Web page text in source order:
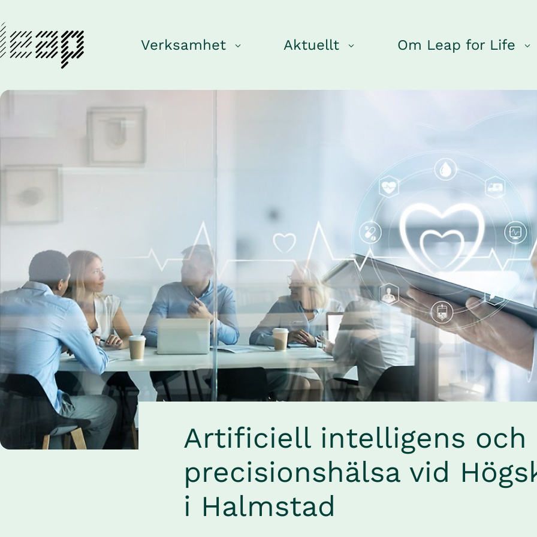
Verksamhet Aktuellt Om Leap for Life
Artificiell intelligens och
precisionshälsa vid
i Halmstad